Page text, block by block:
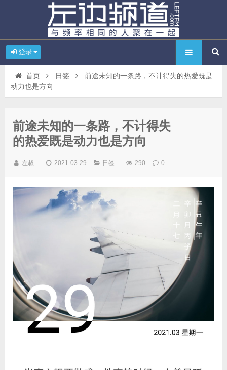
登录
首页 日签
前途未知的一条路，不计得失的热爱既是
动力也是方向
前途未知的一条路，不计得失
的热爱既是动力也是方向
左叔 2021-03-29 日签 290 0